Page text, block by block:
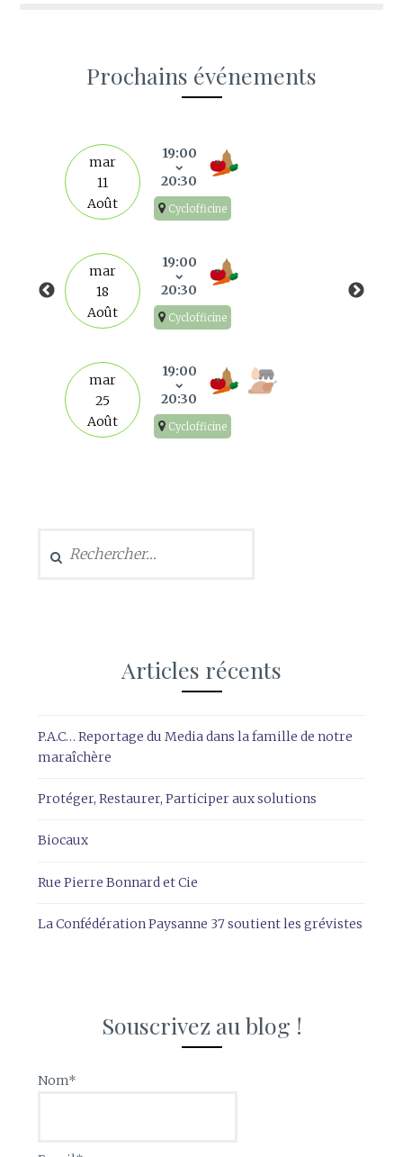
Prochains événements
mar
11
Août
19:00
20:30
Cyclofficine
mar
18
Août
19:00
20:30
Cyclofficine
mar
25
Août
19:00
20:30
Cyclofficine
Articles récents
P.A.C… Reportage du Media dans la famille de notre
maraîchère
Protéger, Restaurer, Participer aux solutions
Biocaux
Rue Pierre Bonnard et Cie
La Confédération Paysanne 37 soutient les grévistes
Souscrivez au blog !
Nom*